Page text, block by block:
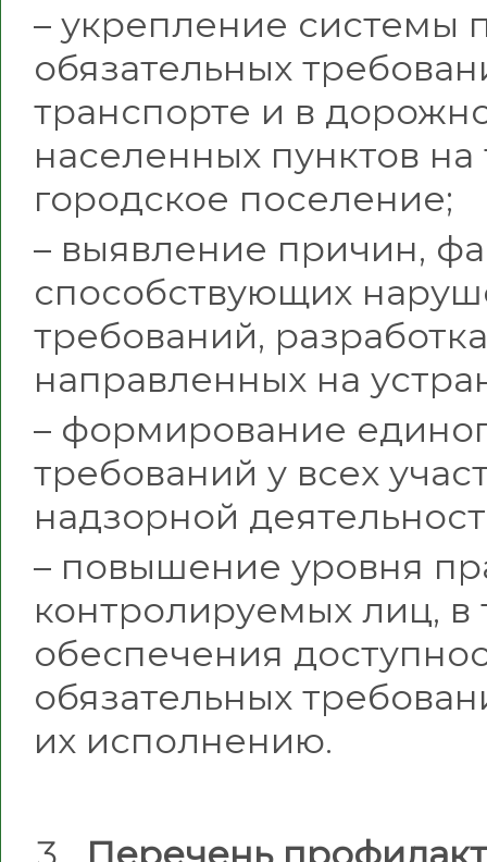
– укрепление системы
обязательных
транспорте и в
населенных пунктов
городское поселение;
– выявление причин,
способствующих
требований,
направленных на
– формирование
требований у всех
надзорной
– повышение уровня
контролируемых лиц, в
обеспечения
обязательных
их исполнению.
Перечень